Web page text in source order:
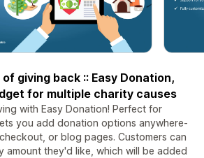
giving back :: Easy Donation,
for multiple charity causes
with Easy Donation! Perfect for
you add donation options anywhere-
or blog pages. Customers can
amount they'd like, which will be added